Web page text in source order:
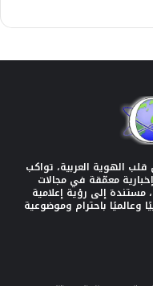
الهوية العربية، تواكب
معمّقة في مجالات
مستندة إلى رؤية إعلامية
باحترام وموضوعية